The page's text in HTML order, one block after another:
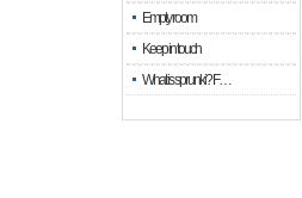
Empty room
Keep in touch
What is sprunki? F…